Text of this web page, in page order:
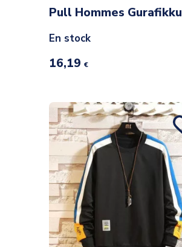
Pull Hommes Gurafikku
En stock
16,19 €